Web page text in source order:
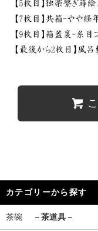
カテゴリーから探す
茶碗 －茶道具－